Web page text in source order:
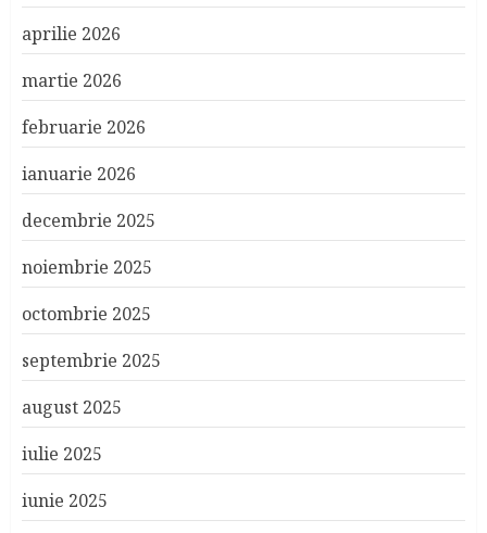
aprilie 2026
martie 2026
februarie 2026
ianuarie 2026
decembrie 2025
noiembrie 2025
octombrie 2025
septembrie 2025
august 2025
iulie 2025
iunie 2025